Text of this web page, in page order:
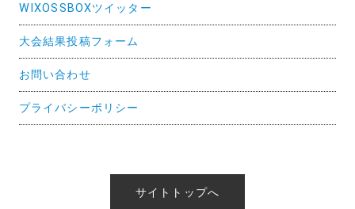
WIXOSSBOXツイッター
大会結果投稿フォーム
お問い合わせ
プライバシーポリシー
サイトトップへ